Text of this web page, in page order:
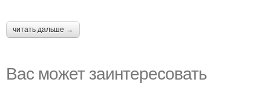
читать дальше →
Вас может заинтересовать